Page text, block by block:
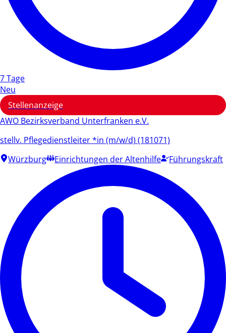
7 Tage
Neu
Stellenanzeige
AWO Bezirksverband Unterfranken e.V.
stellv. Pflegedienstleiter *in (m/w/d) (181071)
Würzburg
Einrichtungen der Altenhilfe Führungskraft